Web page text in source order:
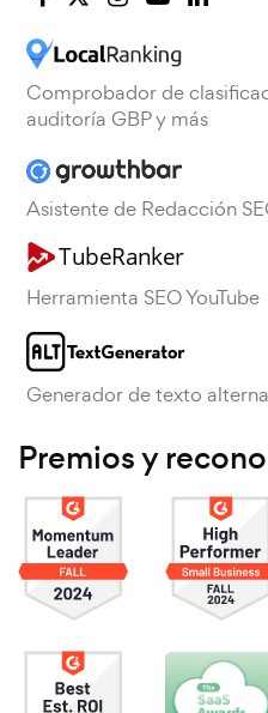
Comprobador de
auditoría GBP y más
Asistente de Redacción
Herramienta SEO YouTube
Generador de texto
Premios y